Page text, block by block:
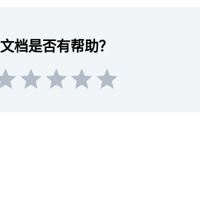
文档是否有帮助？